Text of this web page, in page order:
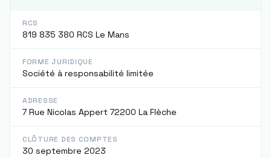
RCS
819 835 380 RCS Le Mans
FORME JURIDIQUE
Société à responsabilité limitée
ADRESSE
7 Rue Nicolas Appert 72200 La Flèche
CLÔTURE DES COMPTES
30 septembre 2023